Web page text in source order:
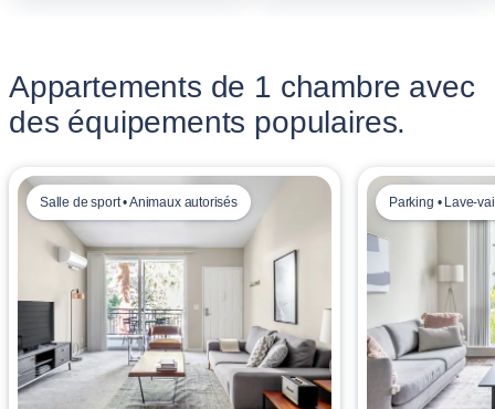
Appartements de 1 chambre avec
des équipements populaires.
Salle de sport • Animaux autorisés Parking • Lave-